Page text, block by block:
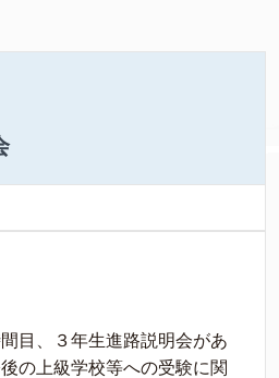
目、３年生進路説明会があ
の上級学校等への受験に関